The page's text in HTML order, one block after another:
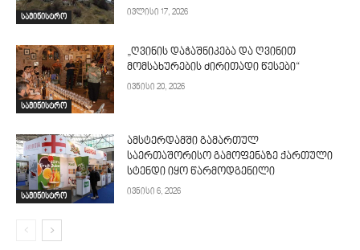
სამინისტრო ივლისი 17, 2026
სამინისტრო
„ღვინის დაჭაშნიკება და ღვინით
მომსახურების ძირითადი წესები“
ივნისი 20, 2026
სამინისტრო
ამსტერდამში გამართულ
საერთაშორისო გამოფენაზე ქართული
სტენდი იყო წარმოდგენილი
ივნისი 6, 2026